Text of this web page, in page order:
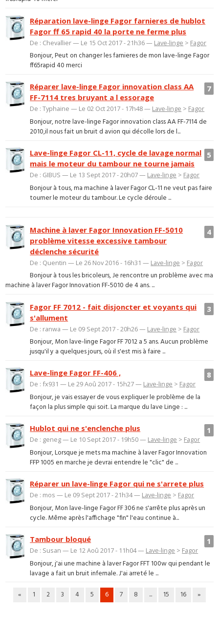
Réparation lave-linge Fagor farnieres de hublot
Fagor ff 65 rapid 40 la porte ne ferme plus
De : Chevallier — Le 15 Oct 2017 - 21h36 — Lave-linge > Fagor
Bonjour, Peut on changer les farnieres de mon lave-linge Fagor
ff65rapid 40 merci
7
Réparer lave-linge Fagor innovation class AA
FF-7114 tres bruyant a l essorage
De : Typhaine — Le 02 Oct 2017 - 17h48 — Lave-linge > Fagor
Bonjour, notre lave-linge Fagor innovation class AA FF-7114 de
2010,il nous fait un bruit d avion qui décolle lors de l...
5
Lave-linge Fagor CL-11, cycle de lavage normal
mais le moteur du tambour ne tourne jamais
De : GIBUS — Le 13 Sept 2017 - 20h07 — Lave-linge > Fagor
Bonjour à tous, ma machine à laver Fagor CL-11 ne veut pas faire
tourner le moteur du tambour. Le cycle déroule ...
4
Machine à laver Fagor Innovation FF-5010
problème vitesse excessive tambour
déclenche sécurité
De : Quentin — Le 26 Nov 2016 - 16h31 — Lave-linge > Fagor
Bonjour à tous les bricoleurs, Je rencontre un problème avec ma
machine à laver Fagor Innovation FF-5010 de 4 ans. ...
3
Fagor FF 7012 - fait disjoncter et voyants qui
s'allument
De : ranwa — Le 09 Sept 2017 - 20h26 — Lave-linge > Fagor
Bonjour, Mon lave-linge Fagor FF 7012 a 5 ans. Aucun problème
jusqu'il y a quelques jours, où il s'est mis à faire ...
8
Lave-linge Fagor FF-406 ,
De : fx931 — Le 29 Aoû 2017 - 15h27 — Lave-linge > Fagor
Bonjour, je vais essayer de vous expliquer le problème de la
façon la plus simple qui soit. La marque du lave Linge : ...
1
Hublot qui ne s'enclenche plus
De : geneg — Le 10 Sept 2017 - 19h50 — Lave-linge > Fagor
Bonjour, Lorsque je mets ma machine à laver Fagor Innovation
FFP 1005 en marche je devrai entendre le "clic" de ...
Réparer un lave-linge Fagor qui ne s'arrete plus
De : mos — Le 09 Sept 2017 - 21h34 — Lave-linge > Fagor
Bonjour, Mon lave-linge Fagor FF 306 ne s'arrête plus après un
cycle. Même après l'affichage "fin" l'eau continue à...
1
Tambour bloqué
De : Susan — Le 12 Aoû 2017 - 11h04 — Lave-linge > Fagor
Bonjour, j'ai une machine à laver Fagor FFT 100w qui pendant le
lavage a fait un bruit infernale. J'ai arreté le ...
« 1 2 3 4 5 6 7 8 ... 15 16 »